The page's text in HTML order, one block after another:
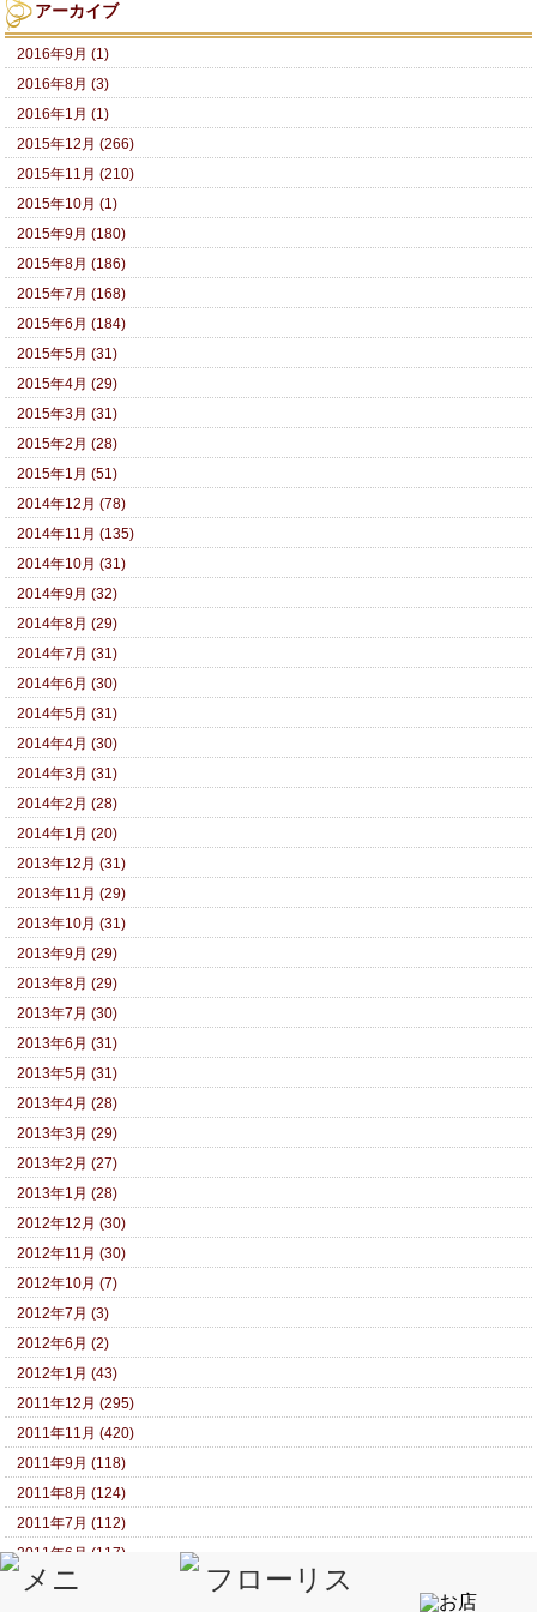
アーカイブ
2016年9月 (1)
2016年8月 (3)
2016年1月 (1)
2015年12月 (266)
2015年11月 (210)
2015年10月 (1)
2015年9月 (180)
2015年8月 (186)
2015年7月 (168)
2015年6月 (184)
2015年5月 (31)
2015年4月 (29)
2015年3月 (31)
2015年2月 (28)
2015年1月 (51)
2014年12月 (78)
2014年11月 (135)
2014年10月 (31)
2014年9月 (32)
2014年8月 (29)
2014年7月 (31)
2014年6月 (30)
2014年5月 (31)
2014年4月 (30)
2014年3月 (31)
2014年2月 (28)
2014年1月 (20)
2013年12月 (31)
2013年11月 (29)
2013年10月 (31)
2013年9月 (29)
2013年8月 (29)
2013年7月 (30)
2013年6月 (31)
2013年5月 (31)
2013年4月 (28)
2013年3月 (29)
2013年2月 (27)
2013年1月 (28)
2012年12月 (30)
2012年11月 (30)
2012年10月 (7)
2012年7月 (3)
2012年6月 (2)
2012年1月 (43)
2011年12月 (295)
2011年11月 (420)
2011年9月 (118)
2011年8月 (124)
2011年7月 (112)
2011年6月 (117)
2010年3月 (49)